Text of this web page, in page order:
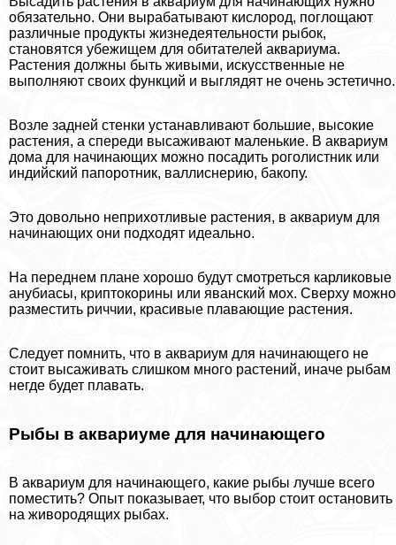
обязательно. Они выpaбатывают кислород, поглощают
различные продукты жизнедеятельности рыбок,
становятся убежищем для обитателей аквариума.
Растения должны быть живыми, искусственные не
выполняют своих функций и выглядят не очень эстетично.
Возле задней стенки устанавливают большие, высокие
растения, а спереди высаживают маленькие. В аквариум
дома для начинающих можно посадить роголистник или
индийский папоротник, валлиснерию, бакопу.
Это довольно неприхотливые растения, в аквариум для
начинающих они подходят идеально.
На переднем плане хорошо будут смотреться карликовые
анубиасы, криптокорины или яванский мох. Сверху можно
разместить риччии, красивые плавающие растения.
Следует помнить, что в аквариум для начинающего не
стоит высаживать слишком много растений, иначе рыбам
негде будет плавать.
Рыбы в аквариуме для начинающего
В аквариум для начинающего, какие рыбы лучше всего
поместить? Опыт показывает, что выбор стоит остановить
на живородящих рыбах.